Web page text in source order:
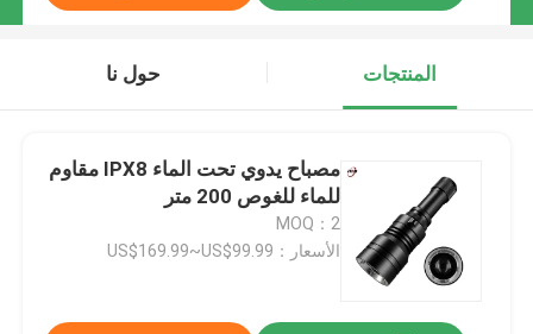
المنتجات حول نا
مصباح يدوي تحت الماء IPX8 مقاوم
للماء للغوص 200 متر
MOQ：2
الأسعار：US$169.99~US$99.99